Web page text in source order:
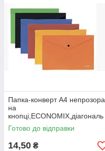
Папка-конверт А4 непрозора
на
кнопці,ECONOMIX,діагональ
Е31305
Готово до відправки
14,50 ₴